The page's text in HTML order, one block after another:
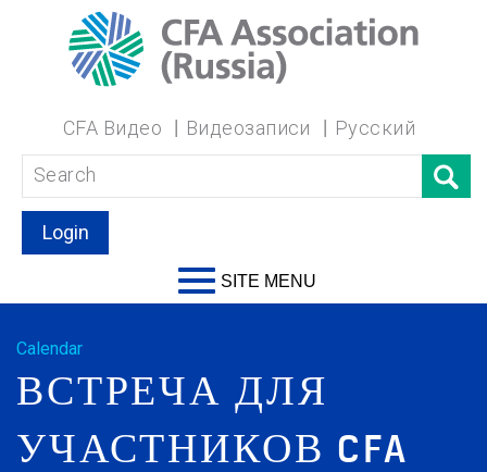
CFA Видео Видеозаписи Русский
Login
SITE MENU
Calendar
ВСТРЕЧА ДЛЯ
УЧАСТНИКОВ CFA